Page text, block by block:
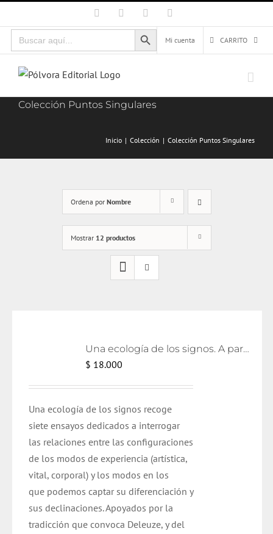
al
contenido
Facebook Instagram
Buscar:
Botón de búsqueda
Mi cuenta
CARRITO
Colección Puntos Singulares
Inicio Colección Colección Puntos Singulares
Ordena por Nombre
Mostrar 12 productos
Una ecología de los signos. A partir de Deleuze
$ 18.000
Una ecología de los signos recoge
siete ensayos dedicados a interrogar
las relaciones entre las configuraciones
de los modos de experiencia (artística,
vital, corporal) y los modos en los
que podemos captar su diferenciación y
sus declinaciones. Apoyados por la
tradicción que convoca Deleuze, y del